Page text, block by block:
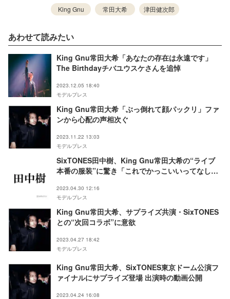
King Gnu 常田大希 津田健次郎
あわせて読みたい
King Gnu常田大希「あなたの存在は永遠です」
The Birthdayチバユウスケさんを追悼
2023.12.05 18:40
モデルプレス
King Gnu常田大希「ぶっ倒れて顔パックリ」ファ
ンから心配の声相次ぐ
2023.11.22 13:03
モデルプレス
SixTONES田中樹、King Gnu常田大希の“ライブ
本番の服装”に驚き「これでかっこいいってなしじ
2023.04.30 12:16
モデルプレス
King Gnu常田大希、サプライズ共演・SixTONES
との“次回コラボ”に意欲
2023.04.27 18:42
モデルプレス
King Gnu常田大希、SixTONES東京ドーム公演フ
ァイナルにサプライズ登場 出演時の動画公開
2023.04.24 16:08